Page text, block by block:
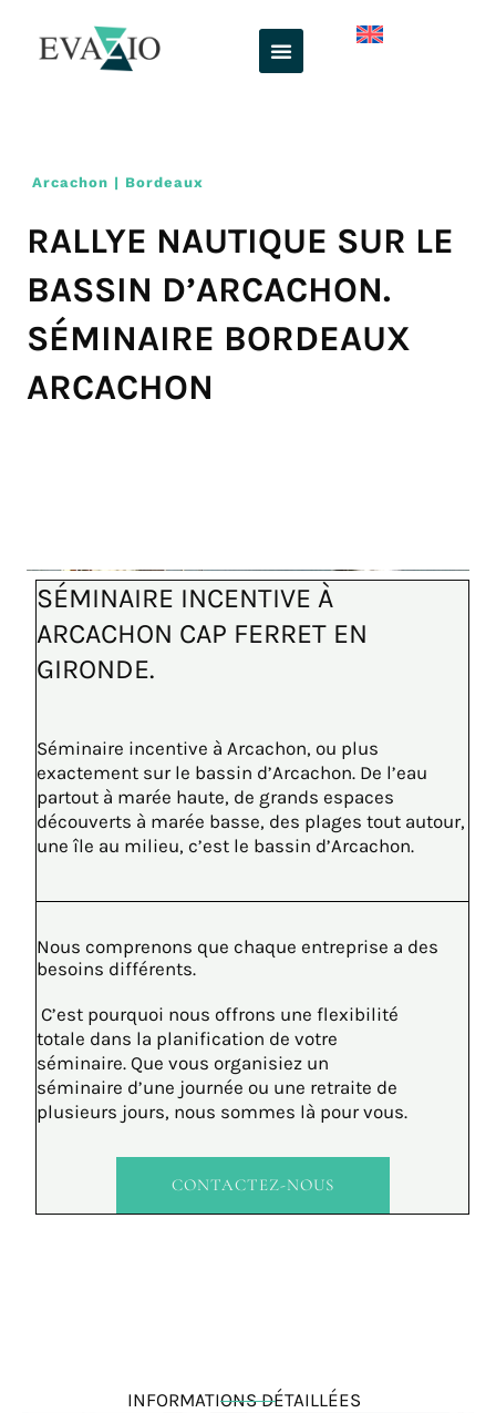
contenu
Arcachon | Bordeaux
RALLYE NAUTIQUE SUR LE
BASSIN D’ARCACHON.
SÉMINAIRE BORDEAUX
ARCACHON
SÉMINAIRE INCENTIVE À
ARCACHON CAP FERRET EN
GIRONDE.
Séminaire incentive à Arcachon, ou plus
exactement sur le bassin d’Arcachon. De l’eau
partout à marée haute, de grands espaces
découverts à marée basse, des plages tout autour,
une île au milieu, c’est le bassin d’Arcachon.
Nous comprenons que chaque entreprise a des
besoins différents.
C’est pourquoi nous offrons une flexibilité
totale dans la planification de votre
séminaire. Que vous organisiez un
séminaire d’une journée ou une retraite de
plusieurs jours, nous sommes là pour vous.
CONTACTEZ-NOUS
INFORMATIONS DÉTAILLÉES